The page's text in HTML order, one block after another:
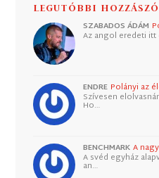
LEGUTÓBBI
SZABADOS ÁDÁM
Az angol eredeti
ENDRE Polányi az
Szívesen
Ho…
BENCHMARK A
A svéd egyház
an…